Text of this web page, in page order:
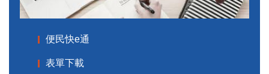
便民快e通
表單下載